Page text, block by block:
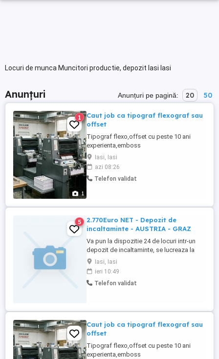
Locuri de munca Muncitori productie, depozit Iasi Iasi
Anunțuri Anunțuri pe pagină: 20 50
1
1
Caut job ca tipograf flexograf sau
offset
Tipograf flexo,offset cu peste 10 ani
experienta,emboss
3d,serigrafie,deboss,holograme,cerneala
termosensibila si fluorescenta,etichete
multipagina,hotfoil,coldfoil. Operator
masina de confecționat sacoșe si pungi
Iasi, Iasi
azi 08:26
Telefon validat
5
2.770Euro NET - Depozit de
incaltaminte - AUSTRIA - GRAZ
Va pun la dispozitie 24 de locuri intr-un
depozit de incaltaminte, se lucreaza la
Banda pe linia controlului calitati ,
ambalare si etichetare. Se lucreaza 8 ore
pe zi programul de lucru fiind unul acesibil
de la ora 09:00 la ora 17:00, Pontajul la
Iasi, Iasi
ieri 10:49
Telefon validat
Caut job ca tipograf flexograf sau
offset
Tipograf flexo,offset cu peste 10 ani
experienta,emboss